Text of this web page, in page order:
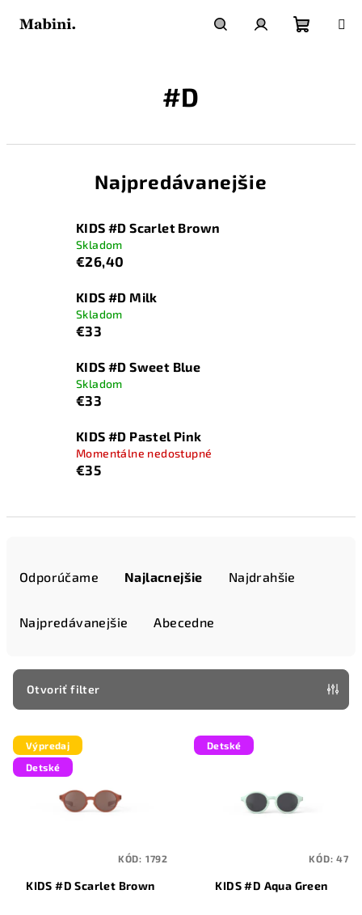
#D
Najpredávanejšie
KIDS #D Scarlet Brown
Skladom
€26,40
KIDS #D Milk
Skladom
€33
KIDS #D Sweet Blue
Skladom
€33
KIDS #D Pastel Pink
Momentálne nedostupné
€35
p
r
o
d
Odporúčame Najlacnejšie Najdrahšie
Najpredávanejšie Abecedne
Otvoriť filter
V
ý
p
Výpredaj
Detské
KIDS #D Scarlet Brown
KÓD: 1792
Detské
KIDS #D Aqua Green
KÓD:47